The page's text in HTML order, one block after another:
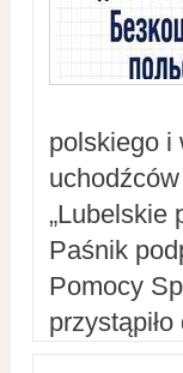
polskiego i
„Lubelskie
Paśnik
Pomocy